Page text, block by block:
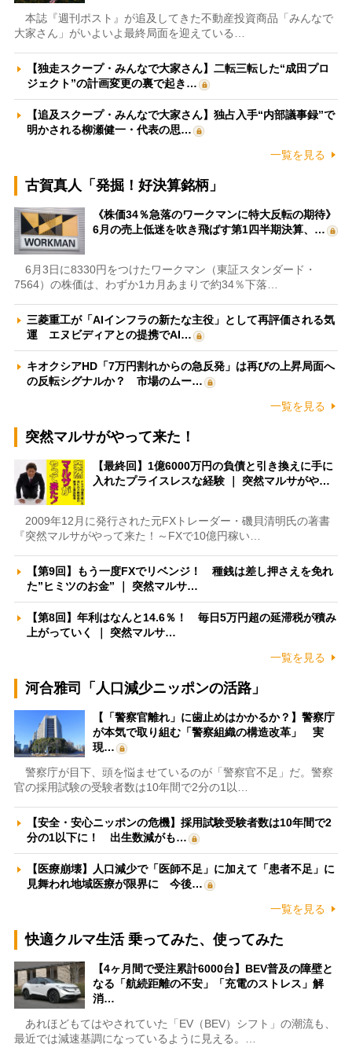
本誌『週刊ポスト』が追及してきた不動産投資商品「みんなで
大家さん」がいよいよ最終局面を迎えている…
【独走スクープ・みんなで大家さん】二転三転した“成田プロ
ジェクト”の計画変更の裏で起き…
【追及スクープ・みんなで大家さん】独占入手“内部議事録”で
明かされる柳瀬健一・代表の思…
一覧を見る
古賀真人「発掘！好決算銘柄」
《株価34％急落のワークマンに特大反転の期待》
6月の売上低迷を吹き飛ばす第1四半期決算、…
6月3日に8330円をつけたワークマン（東証スタンダード・
7564）の株価は、わずか1カ月あまりで約34％下落…
三菱重工が「AIインフラの新たな主役」として再評価される気
運 エヌビディアとの提携でAI…
キオクシアHD「7万円割れからの急反発」は再びの上昇局面へ
の反転シグナルか？ 市場のムー…
一覧を見る
突然マルサがやって来た！
【最終回】1億6000万円の負債と引き換えに手に
入れたプライスレスな経験 ｜ 突然マルサがや…
2009年12月に発行された元FXトレーダー・磯貝清明氏の著書
『突然マルサがやって来た！～FXで10億円稼い…
【第9回】もう一度FXでリベンジ！ 種銭は差し押さえを免れ
た”ヒミツのお金” ｜ 突然マルサ…
【第8回】年利はなんと14.6％！ 毎日5万円超の延滞税が積み
上がっていく ｜ 突然マルサ…
一覧を見る
河合雅司「人口減少ニッポンの活路」
【「警察官離れ」に歯止めはかかるか？】警察庁
が本気で取り組む「警察組織の構造改革」 実
現…
警察庁が目下、頭を悩ませているのが「警察官不足」だ。警察
官の採用試験の受験者数は10年間で2分の1以…
【安全・安心ニッポンの危機】採用試験受験者数は10年間で2
分の1以下に！ 出生数減がも…
【医療崩壊】人口減少で「医師不足」に加えて「患者不足」に
見舞われ地域医療が限界に 今後…
一覧を見る
快適クルマ生活 乗ってみた、使ってみた
【4ヶ月間で受注累計6000台】BEV普及の障壁と
なる「航続距離の不安」「充電のストレス」解
消…
あれほどもてはやされていた「EV（BEV）シフト」の潮流も、
最近では減速基調になっているように見える。…